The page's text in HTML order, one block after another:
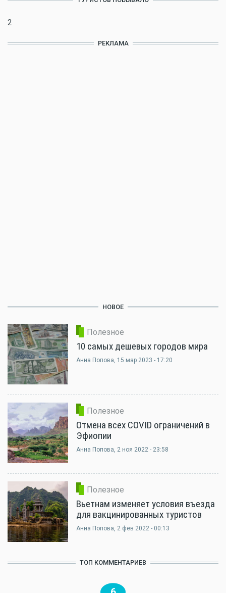
2
РЕКЛАМА
НОВОЕ
Полезное
10 самых дешевых городов мира
Анна Попова, 15 мар 2023 - 17:20
Полезное
Отмена всех COVID ограничений в
Эфиопии
Анна Попова, 2 ноя 2022 - 23:58
Полезное
Вьетнам изменяет условия въезда
для вакцинированных туристов
Анна Попова, 2 фев 2022 - 00:13
ТОП КОММЕНТАРИЕВ